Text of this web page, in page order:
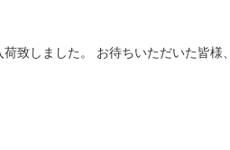
致しました。 お待ちいただいた皆様